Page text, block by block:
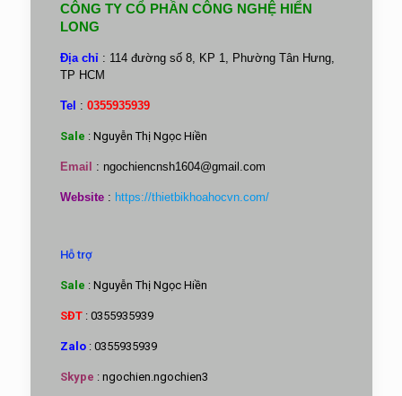
CÔNG TY CỔ PHẦN CÔNG NGHỆ HIỂN
LONG
Địa chỉ : 114 đường số 8, KP 1, Phường Tân Hưng,
TP HCM
Tel : 0355935939
Sale : Nguyễn Thị Ngọc Hiền
Email : ngochiencnsh1604@gmail.com
Website : https://thietbikhoahocvn.com/
Hỗ trợ
Sale : Nguyễn Thị Ngọc Hiền
SĐT: 0355935939
Zalo : 0355935939
Skype : ngochien.ngochien3